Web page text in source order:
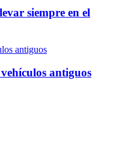
siempre en el
antiguos